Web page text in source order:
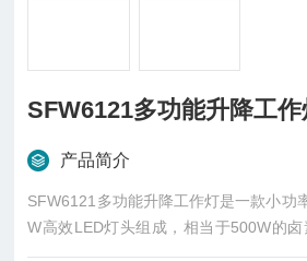
SFW6121多功能升降工
产品简介
SFW6121多功能升降工作灯是一款小功
W高效LED灯头组成，相当于500W的卤
为大面积照射;可根据现场需要将灯头在